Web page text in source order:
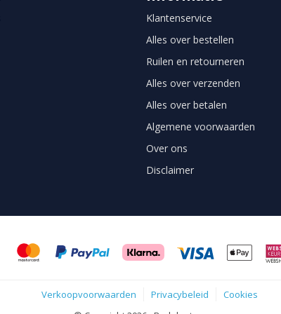
Klantenservice
Alles over bestellen
Ruilen en retourneren
Alles over verzenden
Alles over betalen
Algemene voorwaarden
Over ons
Disclaimer
Verkoopvoorwaarden Privacybeleid
Cookies